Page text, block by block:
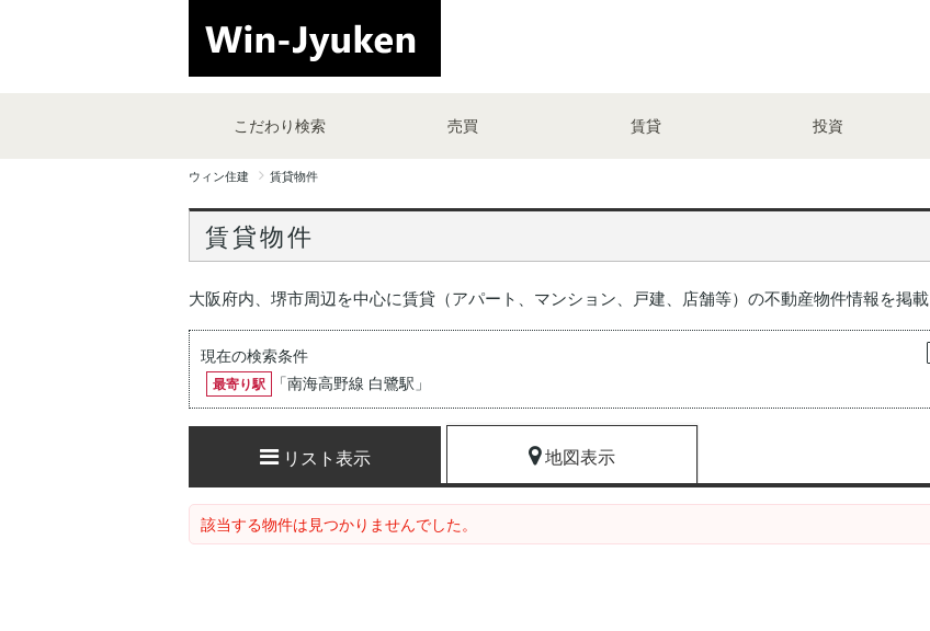
こだわり検索 売買 賃貸 投資
ウィン住建 賃貸物件
賃貸物件
大阪府内、堺市周辺を中心に賃貸（アパート、マンション、戸建、店舗等）の不動産物件情報を掲載
現在の検索条件
最寄り駅
「南海高野線 白鷺駅 」
リスト表示 地図表示
該当する物件は見つかりませんでした。